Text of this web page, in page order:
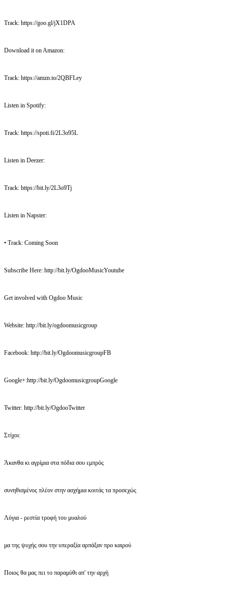
Track: https://goo.gl/jX1DPA
Download it on Amazon:
Track: https://amzn.to/2QBFLey
Listen in Spotify:
Track: https://spoti.fi/2L3o95L
Listen in Deezer:
Track: https://bit.ly/2L3o9Tj
Listen in Napster:
• Track: Coming Soon
Subscribe Here: http://bit.ly/OgdooMusicYoutube
Get involved with Ogdoo Music
Website: http://bit.ly/ogdoomusicgroup
Facebook: http://bit.ly/OgdoomusicgroupFB
Google+:http://bit.ly/OgdoomusicgroupGoogle
Twitter: http://bit.ly/OgdooTwitter
Στίχοι:
Άκανθα κι αγρίμια στα πόδια σου εμπρός
συνηθισμένος πλέον στην ασχήμια κοιτάς τα προσεχώς
Λόγια - ρεστία τροφή του μυαλού
μα της ψυχής σου την υπεραξία αρπάξαν προ καιρού
Ποιος θα μας πει το παραμύθι απ' την αρχή